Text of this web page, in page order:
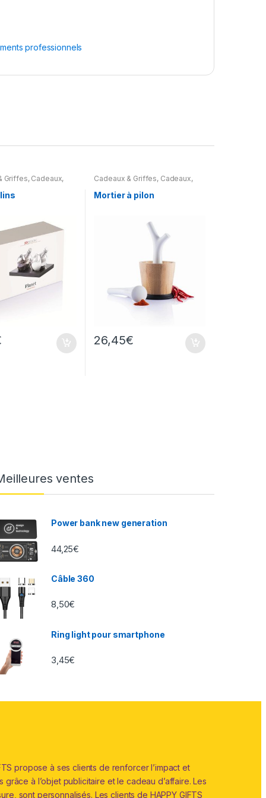
professionnels
Griffes, Cadeaux,
et
Cadeaux & Griffes, Cadeaux,
Electroménagers et Cuisine
Maison
Mortier à pilon
26,45€
ventes
Power bank new generation
44,25€
Câble 360
8,50€
Ring light pour smartphone
3,45€
propose à ses clients de renforcer l’impact et
à l’objet publicitaire et le cadeau d’affaire. Les
sont personnalisés. Les clients de HAPPY GIFTS